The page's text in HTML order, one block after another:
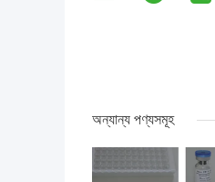
অন্যান্য পণ্যসমূহ